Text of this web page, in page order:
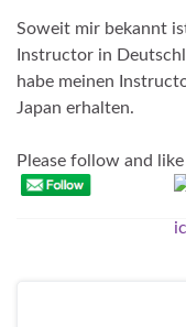
Soweit mir bekannt
Instructor in
habe meinen
Japan erhalten.
Please follow and like